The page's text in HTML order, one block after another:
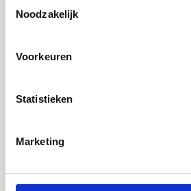
Noodzakelijk
Voorkeuren
Statistieken
Marketing
VERWIJDEREN VAN PROFIELEN
1. Huurflits.nl is gerechtigd om een
Content te screenen en naar
verwijderen indien: